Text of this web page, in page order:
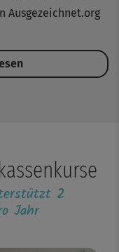
Ausgezeichnet.org
2
Jahr